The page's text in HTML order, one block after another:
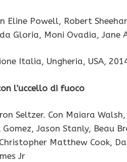
Eline Powell, Robert
Gloria, Moni Ovadia, Jane
Italia, Ungheria, USA,
l’uccello di fuoco
Seltzer. Con Maiara
Gomez, Jason Stanly, Beau
Matthew Cook,
Jr